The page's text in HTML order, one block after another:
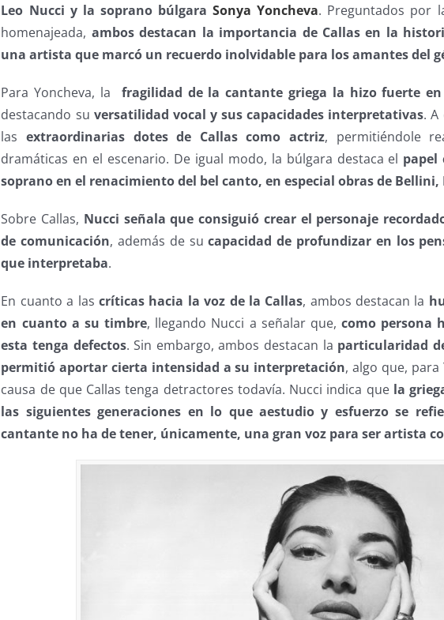
Leo Nucci y la soprano búlgaraSonya Yoncheva. Preguntados por
homenajeada, ambos destacan la importancia de Callas en la
una artista que marcó un recuerdo inolvidable para los amantes del
Para Yoncheva, la fragilidad de la cantante griega la hizo fuerte en
destacando su versatilidad vocal y sus capacidades interpretativas. A
lasextraordinarias dotes de Callas como actriz, permitiéndole
dramáticas en el escenario. De igual modo, la búlgara destaca el papel
soprano en el renacimiento del bel canto, en especial obras de
Sobre Callas, Nucci señala que consiguió crear el personaje
de comunicación, además de sucapacidad de profundizar en los
que interpretaba.
En cuanto a las críticas hacia la voz de la Callas, ambos destacan la
en cuanto a su timbre, llegando Nucci a señalar que,como persona
esta tenga defectos. Sin embargo, ambos destacan la particularidad
permitió aportar cierta intensidad a su interpretación, algo que, para
causa de que Callas tenga detractores todavía. Nucci indica que la
las siguientes generaciones en lo que aestudio y esfuerzo se
cantante no ha de tener, únicamente, una gran voz para ser artista